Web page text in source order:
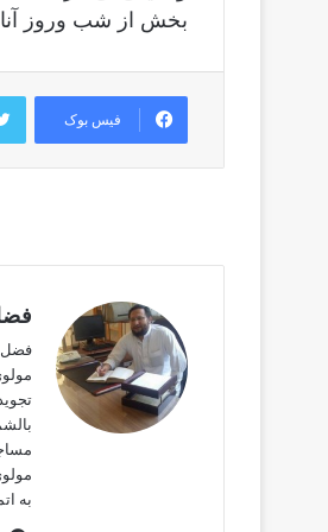
بخش از شب وروز آناء
فیس بوک
فضل
به